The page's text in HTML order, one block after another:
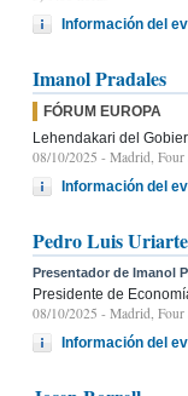
Información del
Imanol Pradales
FÓRUM EUROPA
Lehendakari del
08/10/2025 - Madrid, Four
Información del
Pedro Luis Uriarte
Presentador de Imanol
Presidente de
08/10/2025 - Madrid, Four
Información del